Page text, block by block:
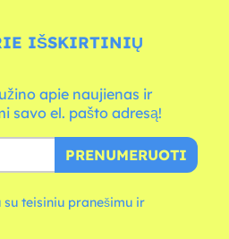
IŠSKIRTINIŲ
apie naujienas ir
savo el. pašto adresą!
PRENUMERUOTI
teisiniu pranešimu ir